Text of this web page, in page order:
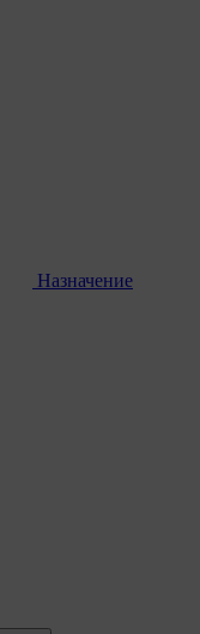
Назначение